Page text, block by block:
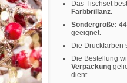
Das Tischset
Farbbrillanz.
Sondergröße:
geeignet.
Die Druckfarben
Die Bestellung
Verpackung
dient.